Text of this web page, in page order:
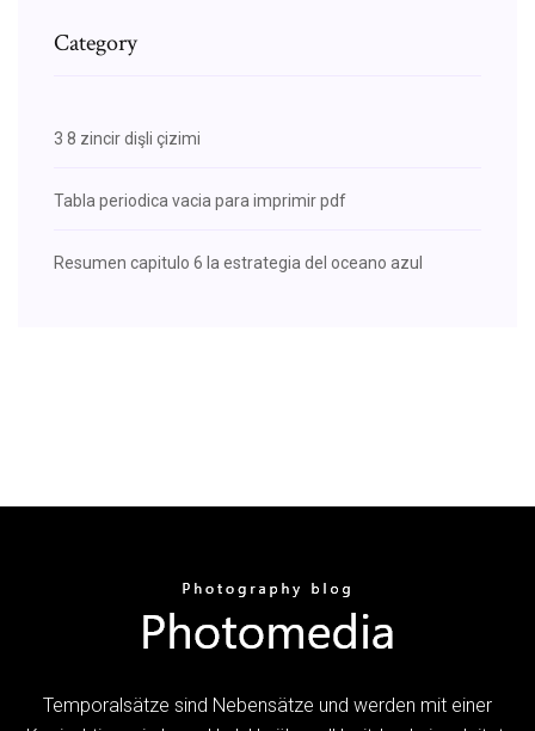
Category
3 8 zincir dişli çizimi
Tabla periodica vacia para imprimir pdf
Resumen capitulo 6 la estrategia del oceano azul
Temporalsätze sind Nebensätze und werden mit einer